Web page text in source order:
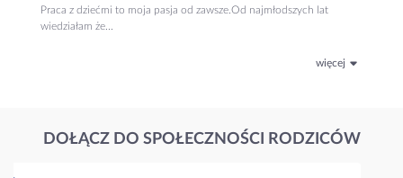
Praca z dziećmi to moja pasja od zawsze.Od najmłodszych lat
wiedziałam że...
więcej
DOŁĄCZ DO SPOŁECZNOŚCI RODZICÓW